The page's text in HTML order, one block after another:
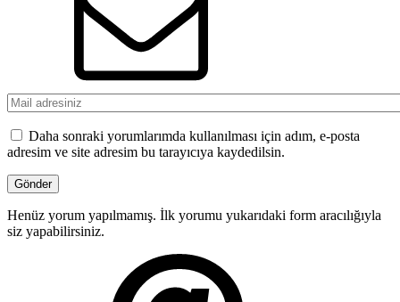
Daha sonraki yorumlarımda kullanılması için adım, e-posta
adresim ve site adresim bu tarayıcıya kaydedilsin.
Henüz yorum yapılmamış. İlk yorumu yukarıdaki form aracılığıyla
siz yapabilirsiniz.